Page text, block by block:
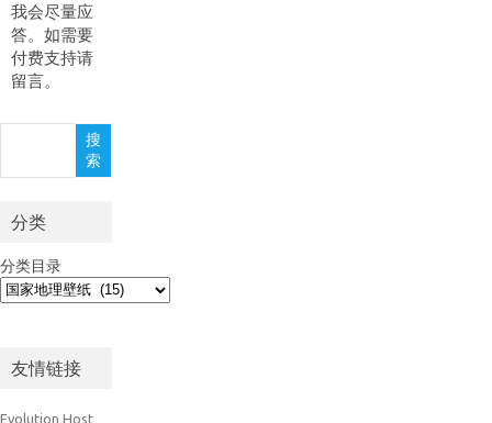
我会尽量应
答。如需要
付费支持请
留言。
搜
索
分类
分类目录
友情链接
Evolution Host